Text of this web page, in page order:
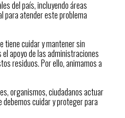
del país, incluyendo áreas
para atender este problema
tiene cuidar y mantener sin
el apoyo de las administraciones
residuos. Por ello, animamos a
organismos, ciudadanos actuar
cuidar y proteger para